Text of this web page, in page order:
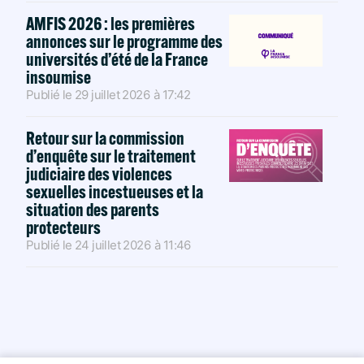
AMFIS 2026 : les premières
annonces sur le programme des
universités d’été de la France
insoumise
Publié le 29 juillet 2026 à 17:42
Retour sur la commission
d’enquête sur le traitement
judiciaire des violences
sexuelles incestueuses et la
situation des parents
protecteurs
Publié le 24 juillet 2026 à 11:46